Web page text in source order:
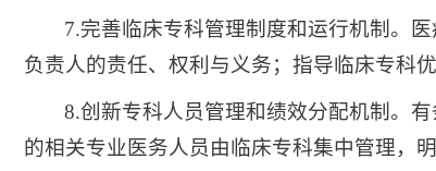
7.完善临床专科管理制度和运行机制。
负责人的责任、权利与义务；指导临床专科
8.创新专科人员管理和绩效分配机制。
的相关专业医务人员由临床专科集中管理，